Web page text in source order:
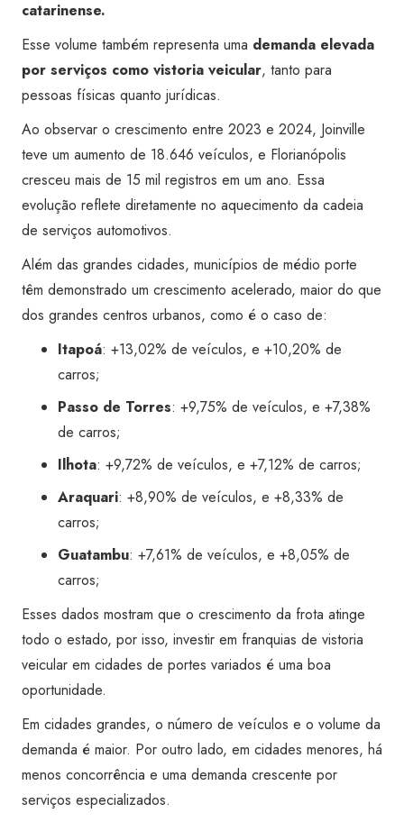
catarinense.
Esse volume também representa uma demanda elevada
por serviços como vistoria veicular, tanto para
pessoas físicas quanto jurídicas.
Ao observar o crescimento entre 2023 e 2024, Joinville
teve um aumento de 18.646 veículos, e Florianópolis
cresceu mais de 15 mil registros em um ano. Essa
evolução reflete diretamente no aquecimento da cadeia
de serviços automotivos.
Além das grandes cidades, municípios de médio porte
têm demonstrado um crescimento acelerado, maior do que
dos grandes centros urbanos, como é o caso de:
Itapoá: +13,02% de veículos, e +10,20% de
carros;
Passo de Torres: +9,75% de veículos, e +7,38%
de carros;
Ilhota: +9,72% de veículos, e +7,12% de carros;
Araquari: +8,90% de veículos, e +8,33% de
carros;
Guatambu: +7,61% de veículos, e +8,05% de
carros;
Esses dados mostram que o crescimento da frota atinge
todo o estado, por isso, investir em franquias de vistoria
veicular em cidades de portes variados é uma boa
oportunidade.
Em cidades grandes, o número de veículos e o volume da
demanda é maior. Por outro lado, em cidades menores, há
menos concorrência e uma demanda crescente por
serviços especializados.